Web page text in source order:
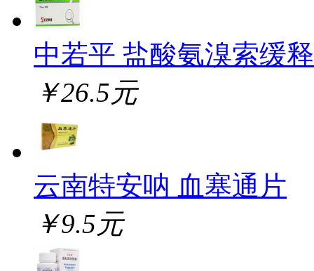
中若平 盐酸氨溴索缓
￥26.5元
云南特安呐 血塞通片
￥9.5元